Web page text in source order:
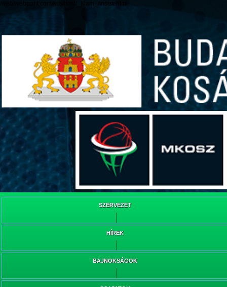
/web/webpont.com/kcs/html/_Main_/index.html
SZERVEZET
HÍREK
BAJNOKSÁGOK